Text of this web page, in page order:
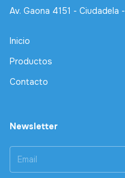
Av. Gaona 4151 - Ciudadela -
Inicio
Productos
Contacto
Newsletter